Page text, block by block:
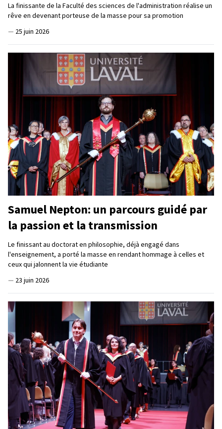
La finissante de la Faculté des sciences de l'administration réalise un
rêve en devenant porteuse de la masse pour sa promotion
— 25 juin 2026
Samuel Nepton: un parcours guidé par
la passion et la transmission
Le finissant au doctorat en philosophie, déjà engagé dans
l'enseignement, a porté la masse en rendant hommage à celles et
ceux qui jalonnent la vie étudiante
— 23 juin 2026